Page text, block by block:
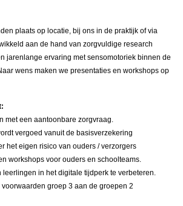
plaats op locatie, bij ons in de praktijk of via
aan de hand van zorgvuldige research
jarenlange ervaring met sensomotoriek binnen de
wens maken we presentaties en workshops op
met een aantoonbare zorgvraag.
vergoed vanuit de basisverzekering
het eigen risico van ouders / verzorgers
workshops voor ouders en schoolteams.
leerlingen in het digitale tijdperk te verbeteren.
groep 3 aan de groepen 2